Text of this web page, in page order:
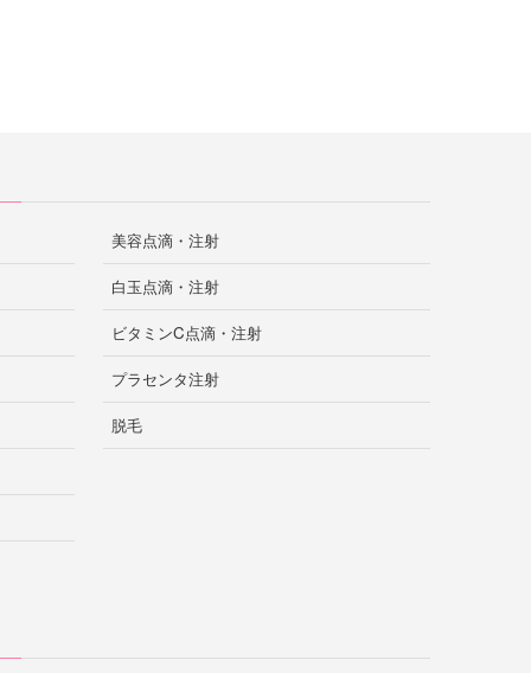
美容点滴・注射
白玉点滴・注射
ビタミンC点滴・注射
プラセンタ注射
脱毛